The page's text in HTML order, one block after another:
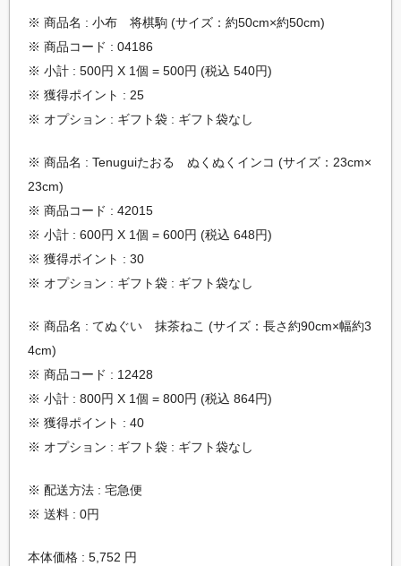
※ 商品名 : 小布 将棋駒 (サイズ：約50cm×約50cm)
※ 商品コード : 04186
※ 小計 : 500円 X 1個 = 500円 (税込 540円)
※ 獲得ポイント : 25
※ オプション : ギフト袋 : ギフト袋なし
※ 商品名 : Tenuguiたおる ぬくぬくインコ (サイズ：23cm×
23cm)
※ 商品コード : 42015
※ 小計 : 600円 X 1個 = 600円 (税込 648円)
※ 獲得ポイント : 30
※ オプション : ギフト袋 : ギフト袋なし
※ 商品名 : てぬぐい 抹茶ねこ (サイズ：長さ約90cm×幅約3
4cm)
※ 商品コード : 12428
※ 小計 : 800円 X 1個 = 800円 (税込 864円)
※ 獲得ポイント : 40
※ オプション : ギフト袋 : ギフト袋なし
※ 配送方法 : 宅急便
※ 送料 : 0円
本体価格 : 5,752 円